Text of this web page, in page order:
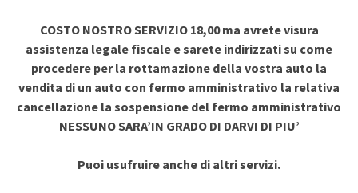
COSTO NOSTRO SERVIZIO 18,00 ma avrete visura
assistenza legale fiscale e sarete indirizzati su come
procedere per la rottamazione della vostra auto la
vendita di un auto con fermo amministrativo la relativa
cancellazione la sospensione del fermo amministrativo
NESSUNO SARA’IN GRADO DI DARVI DI PIU’
Puoi usufruire anche di altri servizi.